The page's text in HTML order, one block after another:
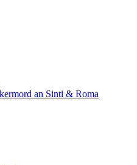
an Sinti & Roma